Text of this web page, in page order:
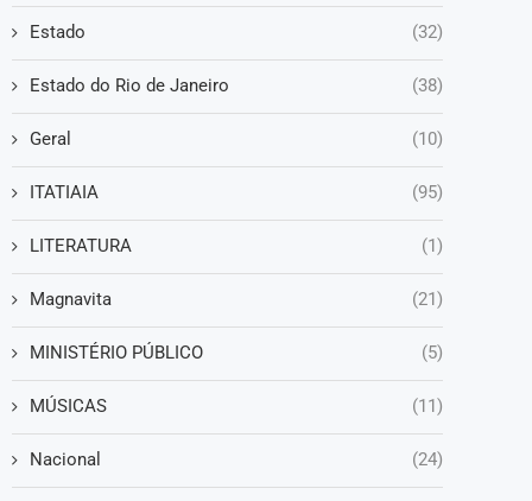
Estado (32)
Estado do Rio de Janeiro (38)
Geral (10)
ITATIAIA (95)
LITERATURA (1)
Magnavita (21)
MINISTÉRIO PÚBLICO (5)
MÚSICAS (11)
Nacional (24)